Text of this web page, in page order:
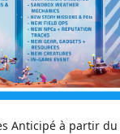
Anticipé à partir